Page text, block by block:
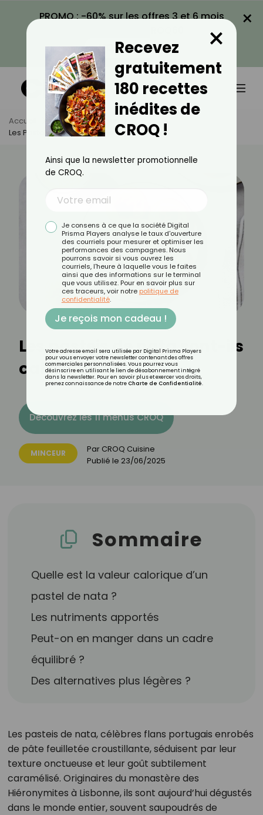
PROMO : -60% sur les offres 3 et 6 mois
VOIR LA PROMO
×
Accueil Actus
Minceur
Les Pasteis De Nata Sont-Ils Caloriques ?
Les pasteis de nata sont-ils
caloriques ?
Découvrez les 11 menus CROQ
MINCEUR Par CROQ Cuisine
Publié le 23/06/2025
Sommaire
Quelle est la valeur calorique d’un
pastel de nata ?
Les nutriments apportés
Peut-on en manger dans un cadre
équilibré ?
Des alternatives plus légères ?
Les pasteis de nata, célèbres flans portugais enrobés
de pâte feuilletée croustillante, séduisent par leur
texture onctueuse et leur goût subtilement
caramélisé. Originaires du monastère des
Hiéronymites à Lisbonne, ils sont aujourd’hui dégustés
dans le monde entier, souvent saupoudrés de
Recevez
gratuitement
180 recettes
inédites de
CROQ !
×
Ainsi que la newsletter promotionnelle
de CROQ.
Je consens à ce que la société Digital
Prisma Players analyse le taux d'ouverture
des courriels pour mesurer et optimiser les
performances des campagnes. Nous
pourrons savoir si vous ouvrez les
courriels, l'heure à laquelle vous le faites
ainsi que des informations sur le terminal
que vous utilisez. Pour en savoir plus sur
ces traceurs, voir notre politique de
confidentialité.
Je reçois mon cadeau !
Votre adresse email sera utilisée par Digital Prisma Players
pour vous envoyer votre newsletter contenant des offres
commerciales personnalisées. Vous pourrez vous
désinscrire en utilisant le lien de désabonnement intégré
dans la newsletter. Pour en savoir plus et exercer vos droits,
prenez connaissance de notre Charte de Confidentialité.